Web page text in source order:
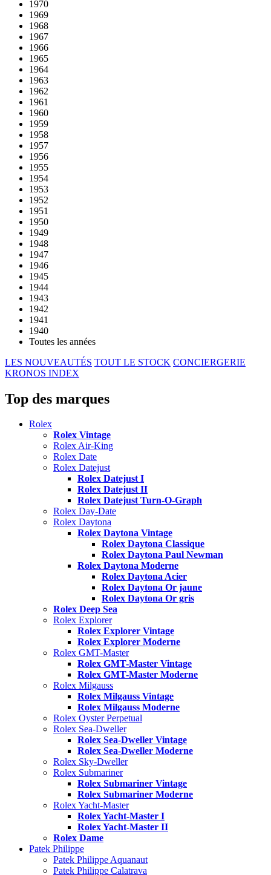
1970
1969
1968
1967
1966
1965
1964
1963
1962
1961
1960
1959
1958
1957
1956
1955
1954
1953
1952
1951
1950
1949
1948
1947
1946
1945
1944
1943
1942
1941
1940
Toutes les années
LES NOUVEAUTÉS TOUT LE STOCK CONCIERGERIE
KRONOS INDEX
Top des marques
Rolex
Rolex Vintage
Rolex Air-King
Rolex Date
Rolex Datejust
Rolex Datejust I
Rolex Datejust II
Rolex Datejust Turn-O-Graph
Rolex Day-Date
Rolex Daytona
Rolex Daytona Vintage
Rolex Daytona Classique
Rolex Daytona Paul Newman
Rolex Daytona Moderne
Rolex Daytona Acier
Rolex Daytona Or jaune
Rolex Daytona Or gris
Rolex Deep Sea
Rolex Explorer
Rolex Explorer Vintage
Rolex Explorer Moderne
Rolex GMT-Master
Rolex GMT-Master Vintage
Rolex GMT-Master Moderne
Rolex Milgauss
Rolex Milgauss Vintage
Rolex Milgauss Moderne
Rolex Oyster Perpetual
Rolex Sea-Dweller
Rolex Sea-Dweller Vintage
Rolex Sea-Dweller Moderne
Rolex Sky-Dweller
Rolex Submariner
Rolex Submariner Vintage
Rolex Submariner Moderne
Rolex Yacht-Master
Rolex Yacht-Master I
Rolex Yacht-Master II
Rolex Dame
Patek Philippe
Patek Philippe Aquanaut
Patek Philippe Calatrava